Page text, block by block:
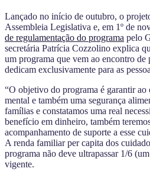
Lançado no início de outubro, o
Assembleia Legislativa e, em 1º de
de regulamentação do programa pelo
secretária Patrícia Cozzolino explica
um programa que vem ao encontro de
dedicam exclusivamente para as
“O objetivo do programa é garantir ao
mental e também uma segurança
famílias e constatamos uma real
benefício em dinheiro, também
acompanhamento de suporte a esse
A renda familiar per capita dos
programa não deve ultrapassar 1/6
vigente.